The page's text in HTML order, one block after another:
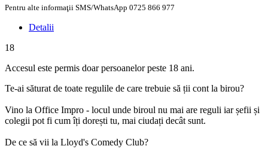
Pentru alte informaţii SMS/WhatsApp 0725 866 977
Detalii
18
Accesul este permis doar persoanelor peste 18 ani.
Te-ai săturat de toate regulile de care trebuie să ții cont la birou?
Vino la Office Impro - locul unde biroul nu mai are reguli iar șefii și
colegii pot fi cum îți dorești tu, mai ciudați decât sunt.
De ce să vii la Lloyd's Comedy Club?